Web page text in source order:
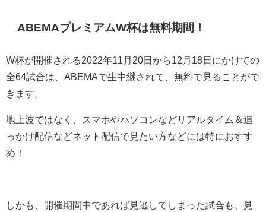
ABEMAプレミアムW杯は無料期間！
W杯が開催される2022年11月20日から12月18日にかけての
全64試合は、ABEMAで生中継されて、無料で見ることがで
きます。
地上波ではなく、スマホやパソコンなどリアルタイム＆追
っかけ配信などネット配信で見たい方などには特におすす
め！
しかも、開催期間中であれば見逃してしまった試合も、見